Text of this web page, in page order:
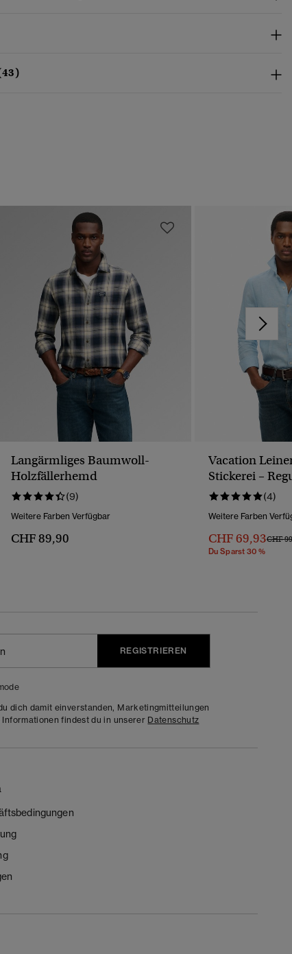
Langärmliges Baumwoll-
Holzfällerhemd
(9)
Weitere Farben Verfügbar
CHF 89,90
Vacation
Stickerei –
(4)
Weitere Farben
CHF 69,93Preis
CHF
Du Sparst 30 %
REGISTRIEREN
dich damit einverstanden, Marketingmitteilungen
findest du in unserer Datenschutz